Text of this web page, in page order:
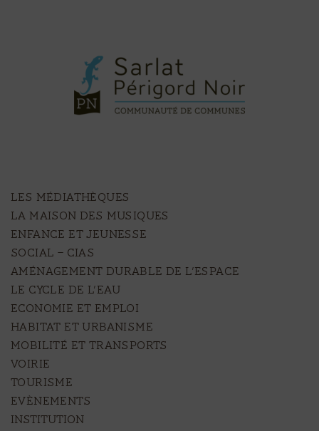
LES MÉDIATHÈQUES
LA MAISON DES MUSIQUES
ENFANCE ET JEUNESSE
SOCIAL – CIAS
AMÉNAGEMENT DURABLE DE L’ESPACE
LE CYCLE DE L’EAU
ECONOMIE ET EMPLOI
HABITAT ET URBANISME
MOBILITÉ ET TRANSPORTS
VOIRIE
TOURISME
EVÈNEMENTS
Institution